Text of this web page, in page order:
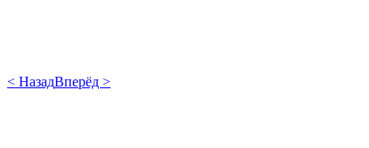
< НазадВперёд >